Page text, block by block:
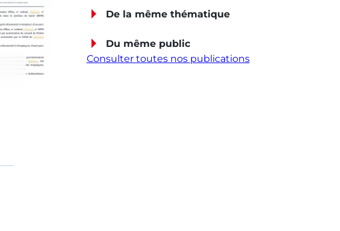
De la même thématique
Du même public
Consulter toutes nos publications